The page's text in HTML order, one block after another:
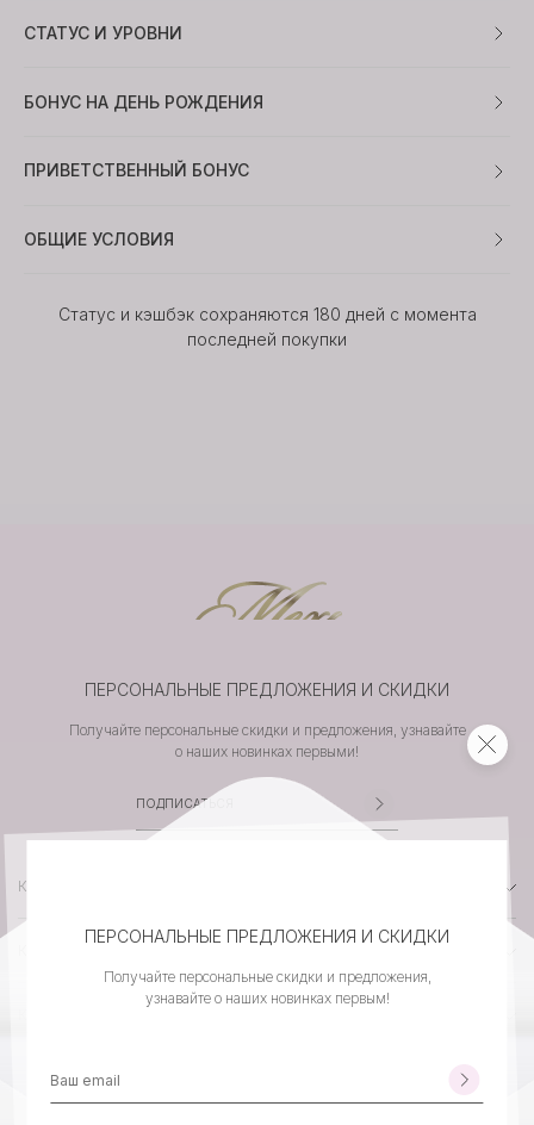
СТАТУС И УРОВНИ
БОНУС НА ДЕНЬ РОЖДЕНИЯ
ПРИВЕТСТВЕННЫЙ БОНУС
ОБЩИЕ УСЛОВИЯ
Статус и кэшбэк сохраняются 180 дней с момента
последней покупки
ПЕРСОНАЛЬНЫЕ ПРЕДЛОЖЕНИЯ И СКИДКИ
Получайте персональные скидки и предложения, узнавайте
о наших новинках первыми!
КАТАЛОГ
КОНТАКТЫ
ПЕРСОНАЛЬНЫЕ ПРЕДЛОЖЕНИЯ И СКИДКИ
Получайте персональные скидки и предложения,
узнавайте о наших новинках первым!